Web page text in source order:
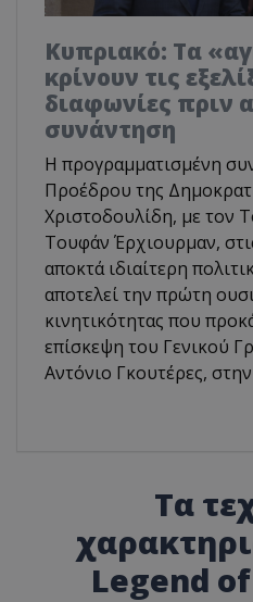
Κυπριακό: Τα
κρίνουν τις
διαφωνίες πριν
συνάντηση
Η προγραμματισμένη
Προέδρου της
Χριστοδουλίδη, με τον
Τουφάν Έρχιουρμαν,
αποκτά ιδιαίτερη
αποτελεί την πρώτη
κινητικότητας που
επίσκεψη του Γενικού
Αντόνιο Γκουτέρες,
Τα
Legend